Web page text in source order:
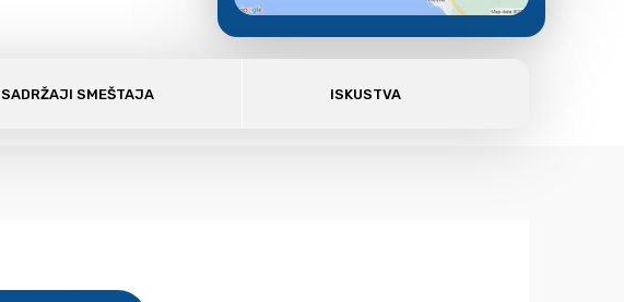
SADRŽAJI SMEŠTAJA ISKUSTVA